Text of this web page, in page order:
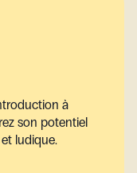
à
son potentiel
ludique.